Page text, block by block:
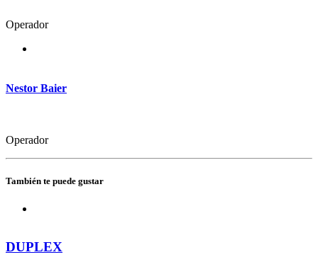
Operador
Nestor Baier
Operador
También te puede gustar
DUPLEX